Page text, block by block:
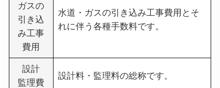
ガスの
引き込
み工事
費用
水道・ガスの引き込み工事費用とそ
れに伴う各種手数料です。
設計
監理費
設計料・監理料の総称です。